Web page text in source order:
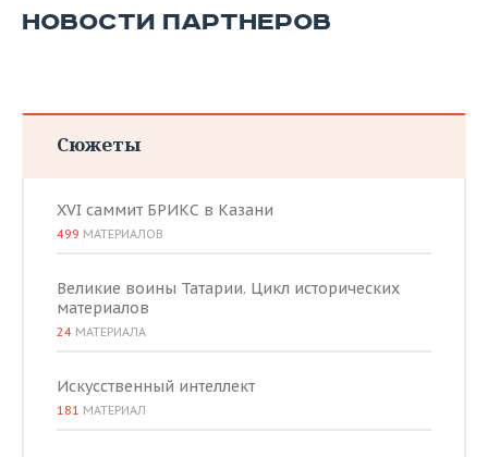
НОВОСТИ ПАРТНЕРОВ
Сюжеты
XVI саммит БРИКС в Казани
499 МАТЕРИАЛОВ
Великие воины Татарии. Цикл исторических
материалов
24 МАТЕРИАЛА
Искусственный интеллект
181 МАТЕРИАЛ